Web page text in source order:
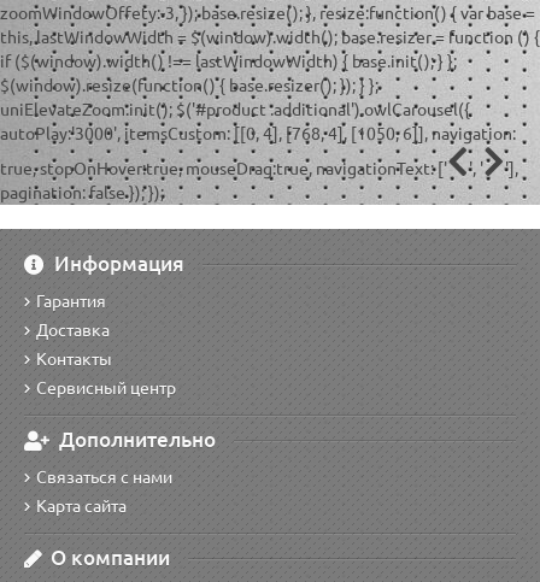
zoomWindowOffety:-3, }); base.resize(); }, resize:function() { var base =
this, lastWindowWidth = $(window).width(); base.resizer = function () {
if ($(window).width() !== lastWindowWidth) { base.init(); } };
$(window).resize(function() { base.resizer(); }); } };
uniElevateZoom.init(); $('#product .additional').owlCarousel({
autoPlay:'3000', itemsCustom: [[0, 4], [768, 4], [1050, 6]], navigation:
true, stopOnHover:true, mouseDrag:true, navigationText: ['
', '
'],
pagination: false }); });
Информация
Гарантия
Доставка
Контакты
Сервисный центр
Дополнительно
Связаться с нами
Карта сайта
О компании